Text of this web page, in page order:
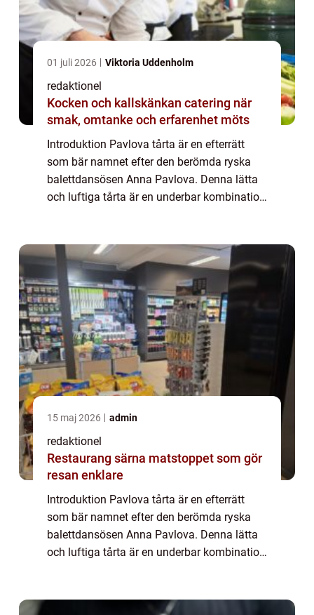
01 juli 2026 Viktoria Uddenholm
redaktionel
Kocken och kallskänkan catering när
smak, omtanke och erfarenhet möts
Introduktion Pavlova tårta är en efterrätt
som bär namnet efter den berömda ryska
balettdansösen Anna Pavlova. Denna lätta
och luftiga tårta är en underbar kombination
ol...
15 maj 2026 admin
redaktionel
Restaurang särna matstoppet som gör
resan enklare
Introduktion Pavlova tårta är en efterrätt
som bär namnet efter den berömda ryska
balettdansösen Anna Pavlova. Denna lätta
och luftiga tårta är en underbar kombination